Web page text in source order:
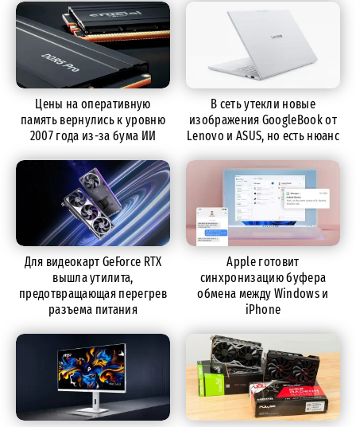
Цены на оперативную
память вернулись к уровню
2007 года из-за бума ИИ
В сеть утекли новые
изображения GoogleBook от
Lenovo и ASUS, но есть нюанс
Для видеокарт GeForce RTX
вышла утилита,
предотвращающая перегрев
разъема питания
Apple готовит
синхронизацию буфера
обмена между Windows и
iPhone